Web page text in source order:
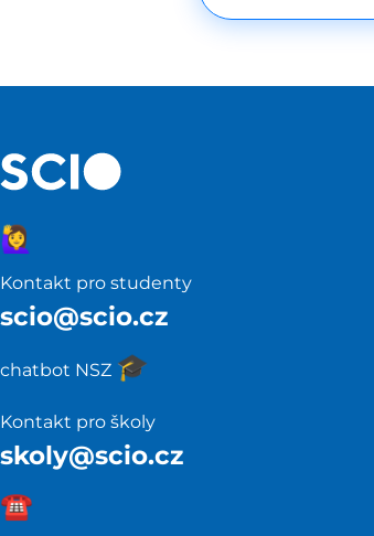
Kontakt pro studenty
scio@scio.cz
chatbot NSZ 🎓️
🙋‍♀️
Kontakt pro školy
skoly@scio.cz
☎️️